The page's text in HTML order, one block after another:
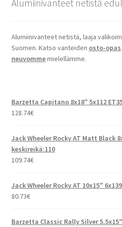
Alumiinivanteet netistä
Alumiinivanteet netistä, laaja
Suomen. Katso vanteiden osto-opas
neuvommemielellämme.
Barzetta Capitano 8x18" 5x112
128.74€
Jack Wheeler Rocky AT Matt Black
keskireikä:110
109.74€
Jack Wheeler Rocky AT 10x15"
80.73€
Barzetta Classic Rally Silver 5.5x15"